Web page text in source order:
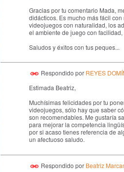
Gracias por tu comentario Mada,
didácticos. Es mucho más fácil
videojuegos con naturalidad, los
el ambiente de juego con
Saludos y éxitos con tus peques...
Respondido por REYES
Estimada Beatriz,
Muchísimas felicidades por tu
videojuegos, sólo hay que saber
son recomendables. Me gustaría
para mejorar la competencia
por si acaso tienes referencia de
un afectuoso saludo.
Respondido por Beatriz